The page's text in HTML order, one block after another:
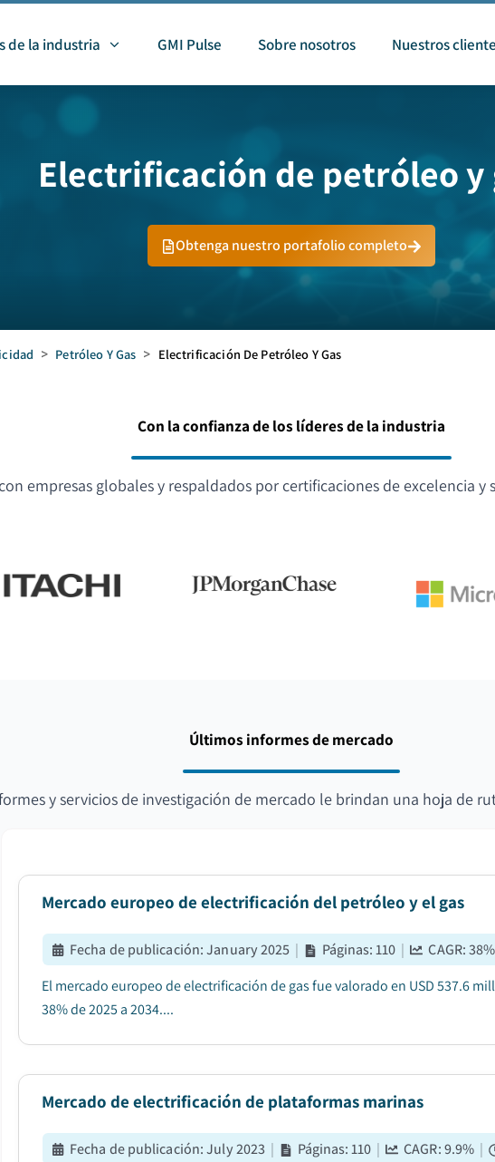
de la industria GMI Pulse Sobre nosotros Nuestros
Electrificación de petróleo y
Obtenga nuestro portafolio completo
> Petróleo Y Gas > Electrificación De Petróleo Y Gas
Con la confianza de los líderes de la industria
empresas globales y respaldados por certificaciones de excelencia
Últimos informes de mercado
y servicios de investigación de mercado le brindan una hoja de
Mercado europeo de electrificación del petróleo y el gas
Fecha de publicación:January 2025 | Páginas:110 | CAGR:38%
El mercado europeo de electrificación de gas fue valorado en USD 537.6
38% de 2025 a 2034....
Mercado de electrificación de plataformas marinas
Fecha de publicación:July 2023 | Páginas:110 | CAGR:9.9% |